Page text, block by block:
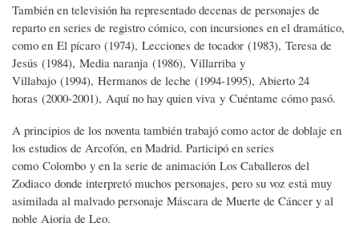
También en televisión ha representado decenas de personajes de
reparto en series de registro cómico, con incursiones en el dramático,
como en El pícaro (1974), Lecciones de tocador (1983), Teresa de
Jesús (1984), Media naranja (1986), Villarriba y
Villabajo (1994), Hermanos de leche (1994-1995), Abierto 24
horas (2000-2001), Aquí no hay quien viva y Cuéntame cómo pasó.
A principios de los noventa también trabajó como actor de doblaje en
los estudios de Arcofón, en Madrid. Participó en series
como Colombo y en la serie de animación Los Caballeros del
Zodiaco donde interpretó muchos personajes, pero su voz está muy
asimilada al malvado personaje Máscara de Muerte de Cáncer y al
noble Aioria de Leo.